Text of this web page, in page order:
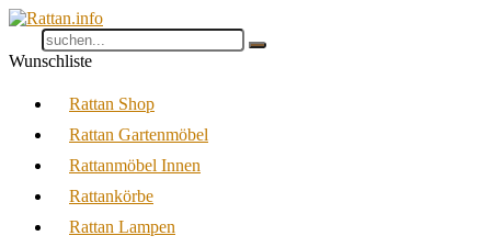
Wunschliste
Rattan Shop
Rattan Gartenmöbel
Rattanmöbel Innen
Rattankörbe
Rattan Lampen